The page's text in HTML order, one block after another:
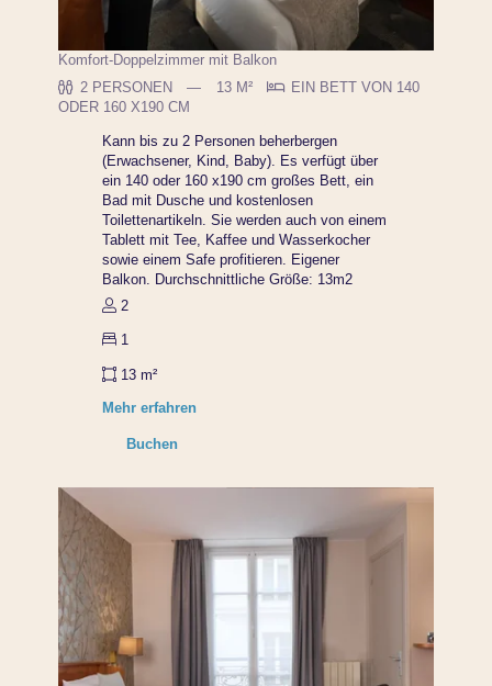
Komfort-Doppelzimmer mit Balkon
2 PERSONEN
13 M²
EIN BETT VON 140
ODER 160 X190 CM
Kann bis zu 2 Personen beherbergen
(Erwachsener, Kind, Baby). Es verfügt über
ein 140 oder 160 x190 cm großes Bett, ein
Bad mit Dusche und kostenlosen
Toilettenartikeln. Sie werden auch von einem
Tablett mit Tee, Kaffee und Wasserkocher
sowie einem Safe profitieren. Eigener
Balkon. Durchschnittliche Größe: 13m2
2
1
13 m²
Mehr erfahren
Buchen